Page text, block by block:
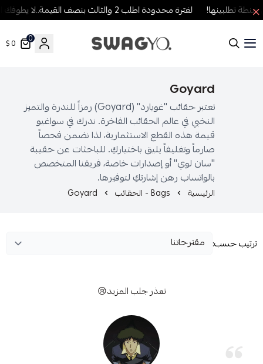
تطلبينها! لفترة محدودة اطلب 2 والثالث بنصف القيمة..لا يطوفك العرض!
SWAGYO FASHION
0 $
Goyard
تعتبر حقائب "غويارد" (Goyard) رمزاً للندرة والتميز
النخبي في عالم الحقائب الفاخرة. ندرك في سواغيو
قيمة هذه القطع الاستثمارية، لذا نضمن فحصاً
صارماً وتغليفاً يليق باختياركِ. للباحثات عن حقيبة
"سان لوي" أو إصدارات خاصة، فريقنا المتخصص
بالواتساب رهن إشارتكِ لتوفيرها.
الرئيسية Bags - الحقائب Goyard
حسب:
تعذر جلب المزيد😢